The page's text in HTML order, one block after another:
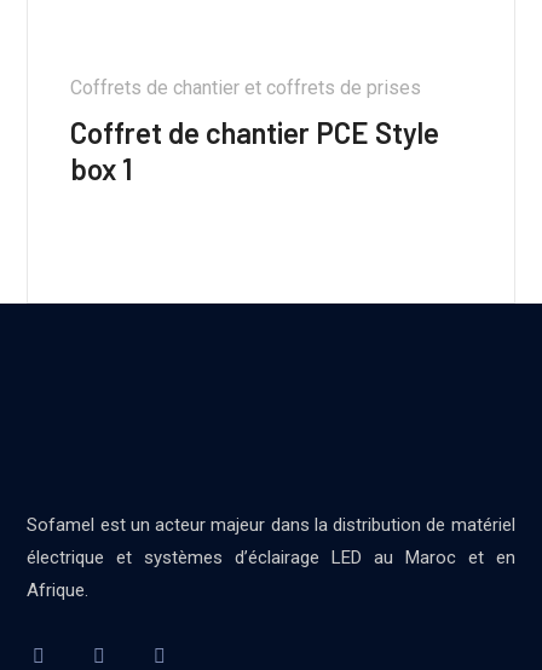
Coffrets de chantier et coffrets de prises
Coffret de chantier PCE Style
box 1
Sofamel est un acteur majeur dans la distribution de matériel
électrique et systèmes d’éclairage LED au Maroc et en
Afrique.